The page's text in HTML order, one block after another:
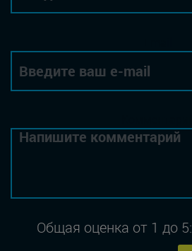
Общая оценка от 1 до 5: